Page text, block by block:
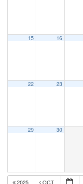
15 16
22 23
29 30
2025 OCT